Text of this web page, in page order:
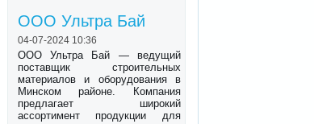
ООО Ультра Бай
04-07-2024 10:36
ООО Ультра Бай — ведущий
поставщик строительных
материалов и оборудования в
Минском районе. Компания
предлагает широкий
ассортимент продукции для